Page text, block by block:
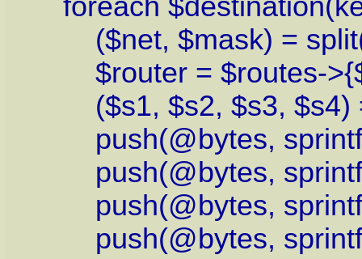
($net, $mask) =
$router = $routes-
($s1, $s2, $s3, $s4)
push(@bytes,
push(@bytes,
push(@bytes,
push(@bytes,